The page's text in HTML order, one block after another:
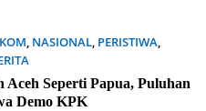
, NASIONAL, PERISTIWA,
12:20 WIB
Seperti Papua, Puluhan
Demo KPK